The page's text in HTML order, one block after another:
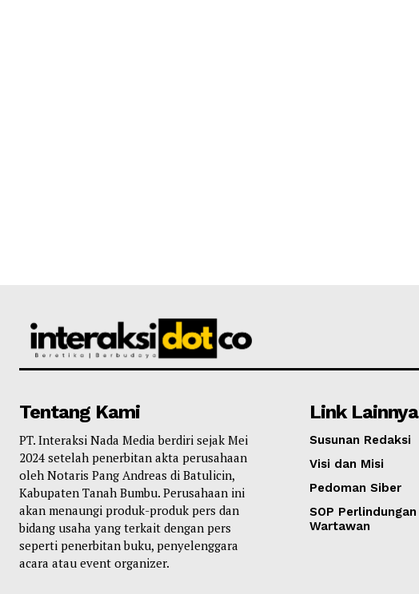
Tentang Kami
PT. Interaksi Nada Media berdiri sejak Mei
2024 setelah penerbitan akta perusahaan
oleh Notaris Pang Andreas di Batulicin,
Kabupaten Tanah Bumbu. Perusahaan ini
akan menaungi produk-produk pers dan
bidang usaha yang terkait dengan pers
seperti penerbitan buku, penyelenggara
acara atau event organizer.
Link Lainnya
Susunan Redaksi
Visi dan Misi
Pedoman Siber
SOP Perlindungan
Wartawan